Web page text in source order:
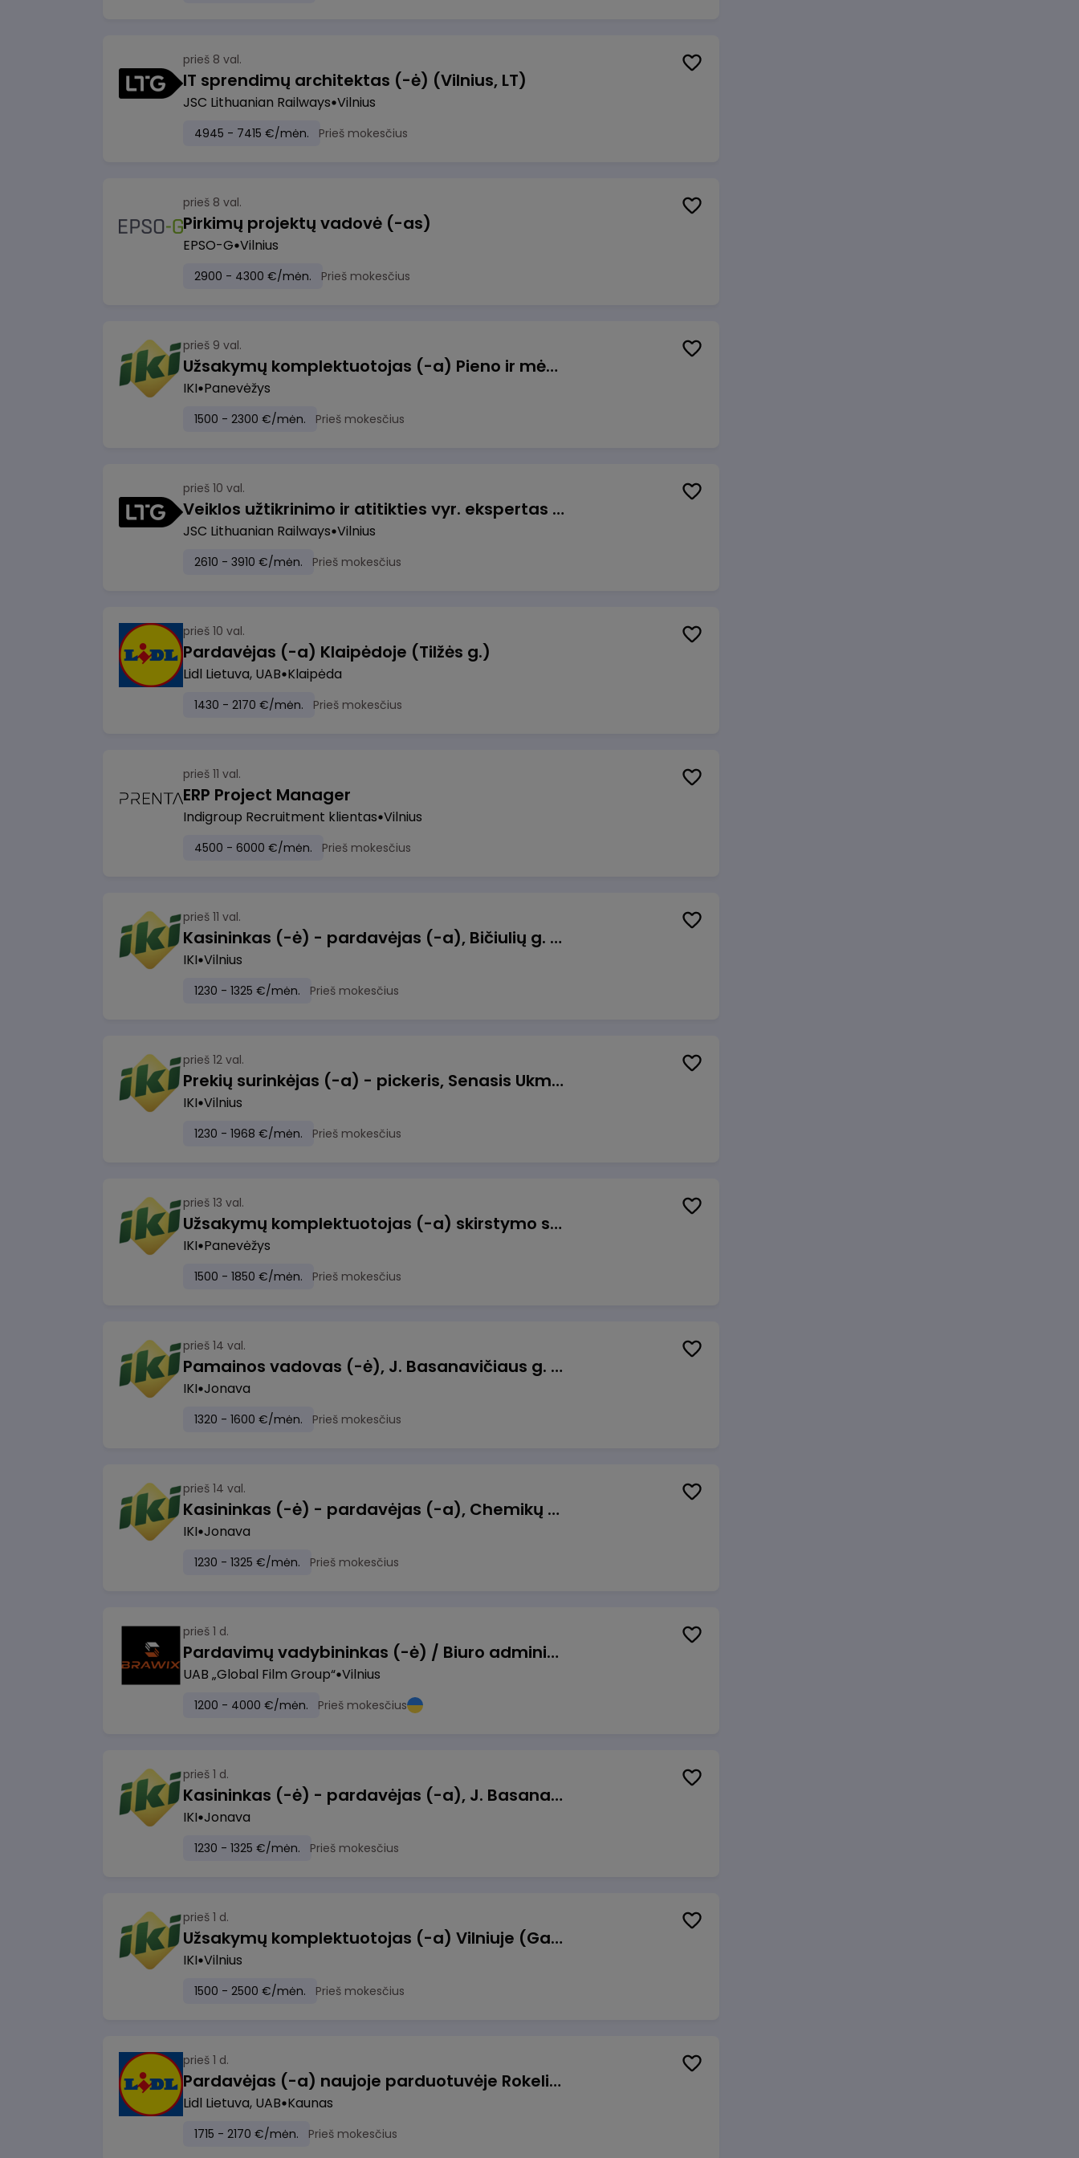
prieš 8 val.
IT sprendimų architektas (-ė) (Vilnius, LT)
JSC Lithuanian Railways Vilnius
4945 - 7415 €/mėn. Prieš mokesčius
prieš 8 val.
Pirkimų projektų vadovė (-as)
EPSO-G Vilnius
2900 - 4300 €/mėn. Prieš mokesčius
prieš 9 val.
Užsakymų komplektuotojas (-a) Pieno ir mėsos sandėlyje
IKI Panevėžys
1500 - 2300 €/mėn. Prieš mokesčius
prieš 10 val.
Veiklos užtikrinimo ir atitikties vyr. ekspertas (-ė) (Vilnius, LT)
JSC Lithuanian Railways Vilnius
2610 - 3910 €/mėn. Prieš mokesčius
prieš 10 val.
Pardavėjas (-a) Klaipėdoje (Tilžės g.)
Lidl Lietuva, UAB Klaipėda
1430 - 2170 €/mėn. Prieš mokesčius
prieš 11 val.
ERP Project Manager
Indigroup Recruitment klientas Vilnius
4500 - 6000 €/mėn. Prieš mokesčius
prieš 11 val.
Kasininkas (-ė) - pardavėjas (-a), Bičiulių g. 36, Bukiškis, Vilnius
IKI Vilnius
1230 - 1325 €/mėn. Prieš mokesčius
prieš 12 val.
Prekių surinkėjas (-a) - pickeris, Senasis Ukmergės kelias 8, Avižieniai
IKI Vilnius
1230 - 1968 €/mėn. Prieš mokesčius
prieš 13 val.
Užsakymų komplektuotojas (-a) skirstymo sandėlyje
IKI Panevėžys
1500 - 1850 €/mėn. Prieš mokesčius
prieš 14 val.
Pamainos vadovas (-ė), J. Basanavičiaus g. 6, Jonava
IKI Jonava
1320 - 1600 €/mėn. Prieš mokesčius
prieš 14 val.
Kasininkas (-ė) - pardavėjas (-a), Chemikų g. 1, Jonava
IKI Jonava
1230 - 1325 €/mėn. Prieš mokesčius
prieš 1 d.
Pardavimų vadybininkas (-ė) / Biuro administratorius (-ė) (B2B)
UAB „Global Film Group“ Vilnius
1200 - 4000 €/mėn. Prieš mokesčius
prieš 1 d.
Kasininkas (-ė) - pardavėjas (-a), J. Basanavičiaus g. 6, Jonava
IKI Jonava
1230 - 1325 €/mėn. Prieš mokesčius
prieš 1 d.
Užsakymų komplektuotojas (-a) Vilniuje (Gariūnai)
IKI Vilnius
1500 - 2500 €/mėn. Prieš mokesčius
prieš 1 d.
Pardavėjas (-a) naujoje parduotuvėje Rokeliuose (NEMOKAMAS TRANSPORTAS)
Lidl Lietuva, UAB Kaunas
1715 - 2170 €/mėn. Prieš mokesčius